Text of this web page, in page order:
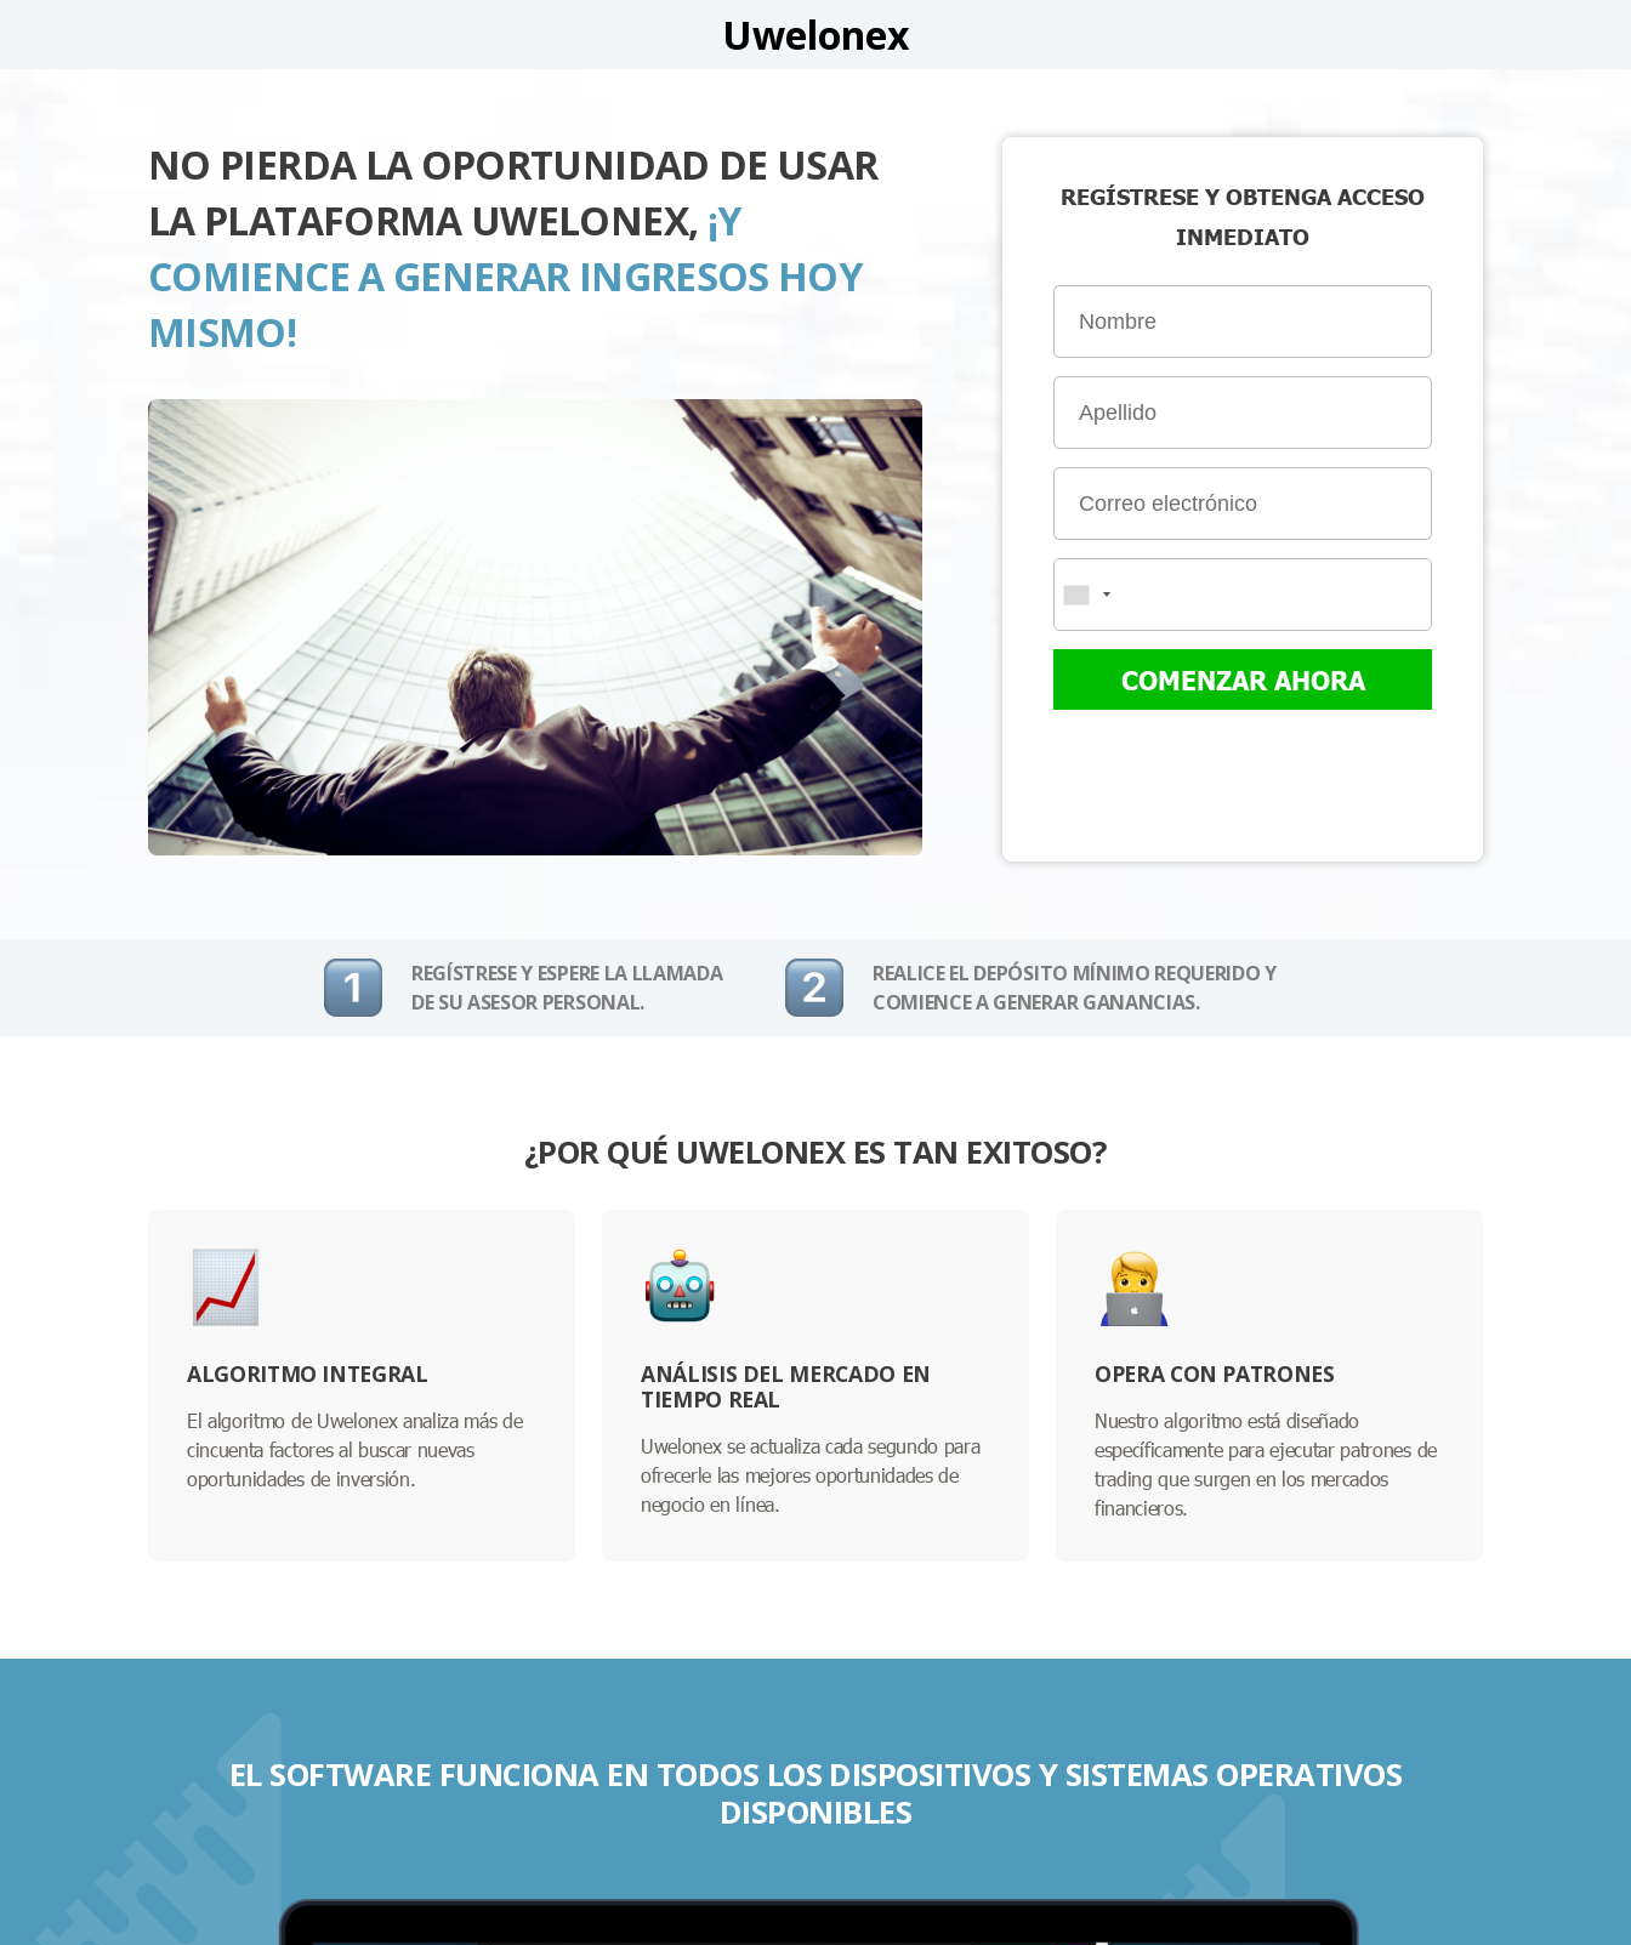
Uwelonex
NO PIERDA LA OPORTUNIDAD DE USAR
LA PLATAFORMA UWELONEX, ¡Y
COMIENCE A GENERAR INGRESOS HOY
MISMO!
REGÍSTRESE Y OBTENGA ACCESO
INMEDIATO
COMENZAR AHORA
REGÍSTRESE Y ESPERE LA LLAMADA
DE SU ASESOR PERSONAL.
REALICE EL DEPÓSITO MÍNIMO REQUERIDO Y
COMIENCE A GENERAR GANANCIAS.
¿POR QUÉ UWELONEX ES TAN EXITOSO?
ALGORITMO INTEGRAL
El algoritmo de Uwelonex analiza más de
cincuenta factores al buscar nuevas
oportunidades de inversión.
ANÁLISIS DEL MERCADO EN
TIEMPO REAL
Uwelonex se actualiza cada segundo para
ofrecerle las mejores oportunidades de
negocio en línea.
OPERA CON PATRONES
Nuestro algoritmo está diseñado
específicamente para ejecutar patrones de
trading que surgen en los mercados
financieros.
EL SOFTWARE FUNCIONA EN TODOS LOS DISPOSITIVOS Y SISTEMAS OPERATIVOS
DISPONIBLES